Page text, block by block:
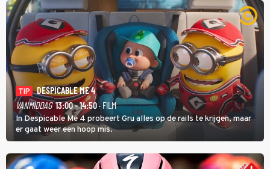
TIP
DESPICABLE ME 4
VANMIDDAG 13:00 - 14:50· FILM
In Despicable Me 4 probeert Gru alles op de rails te krijgen, maar
er gaat weer een hoop mis.